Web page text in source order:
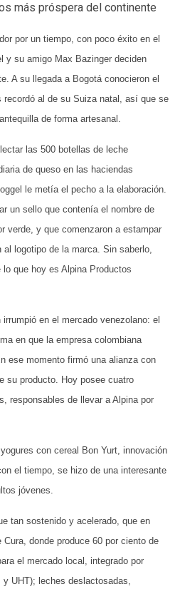
más próspera del continente
por un tiempo, con poco éxito en el
y su amigo Max Bazinger deciden
A su llegada a Bogotá conocieron el
al de su Suiza natal, así que se
de forma artesanal.
las 500 botellas de leche
de queso en las haciendas
le metía el pecho a la elaboración.
un sello que contenía el nombre de
verde, y que comenzaron a estampar
logotipo de la marca. Sin saberlo,
que hoy es Alpina Productos
en el mercado venezolano: el
en que la empresa colombiana
ese momento firmó una alianza con
su producto. Hoy posee cuatro
responsables de llevar a Alpina por
con cereal Bon Yurt, innovación
el tiempo, se hizo de una interesante
jóvenes.
tan sostenido y acelerado, que en
donde produce 60 por ciento de
el mercado local, integrado por
UHT); leches deslactosadas,